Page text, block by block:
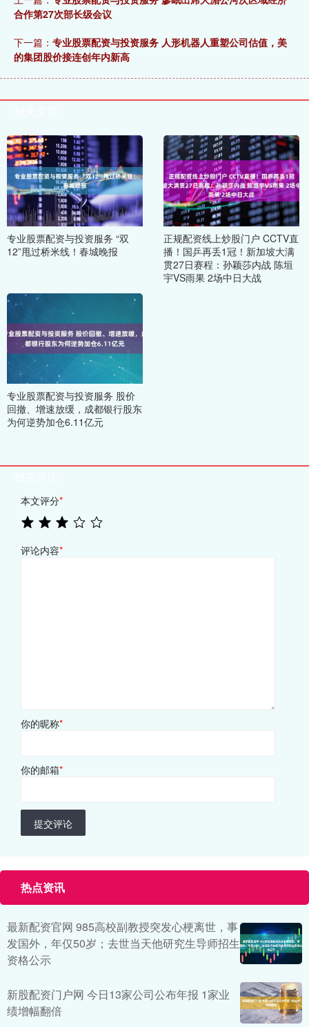
合作第27次部长级会议
下一篇： 专业股票配资与投资服务 人形机器人重塑公司估值，美
的集团股价接连创年内新高
专业股票配资与投资服务 “双
12”甩过桥米线！春城晚报
正规配资线上炒股门户 CCTV直
播！国乒再丢1冠！新加坡大满
贯27日赛程：孙颖莎内战 陈垣
宇VS雨果 2场中日大战
专业股票配资与投资服务 股价
回撤、增速放缓，成都银行股东
为何逆势加仓6.11亿元
本文评分*
评论内容*
你的昵称*
你的邮箱*
提交评论
热点资讯
最新配资官网 985高校副教授突发心梗离世，事
发国外，年仅50岁；去世当天他研究生导师招生
资格公示
新股配资门户网 今日13家公司公布年报 1家业
绩增幅翻倍